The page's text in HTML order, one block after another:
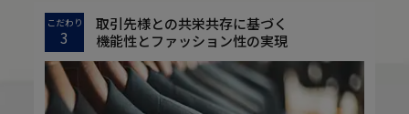
こだわり
3
取引先様との共栄共存に基づく
機能性とファッション性の実現